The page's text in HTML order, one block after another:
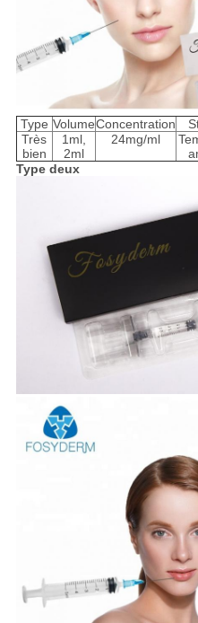
Type VolumeConcentration
Très
bien
1ml,
2ml
24mg/ml
Type deux